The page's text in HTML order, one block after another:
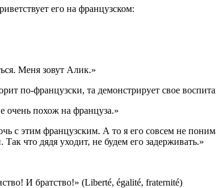
его на французском:
Меня зовут Алик.»
по-французски, та демонстрирует свое
очень похож на француза.»
с этим французским. А то я его совсем не
что дядя уходит, не будем его задерживать.»
И братство!» (Liberté, égalité, fraternité)